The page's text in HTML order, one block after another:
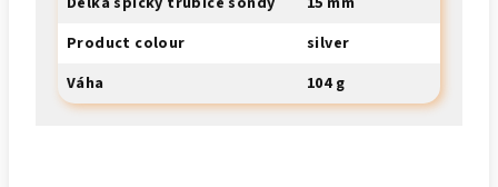
Product colour
silver
Váha
104 g